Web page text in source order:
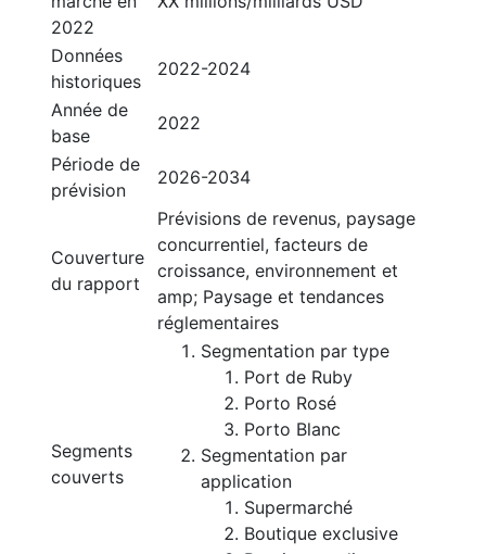
2022
Données
historiques
2022-2024
Année de
base
2022
Période de
prévision
2026-2034
Couverture
du rapport
Prévisions de revenus, paysage
concurrentiel, facteurs de
croissance, environnement et
amp; Paysage et tendances
réglementaires
Segments
couverts
Segmentation par type
Port de Ruby
Porto Rosé
Porto Blanc
Segmentation par
application
Supermarché
Boutique exclusive